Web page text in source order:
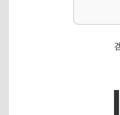
마무리 및 팁: 스
📌 지금 뜨는 꿀정
추가할인 코드